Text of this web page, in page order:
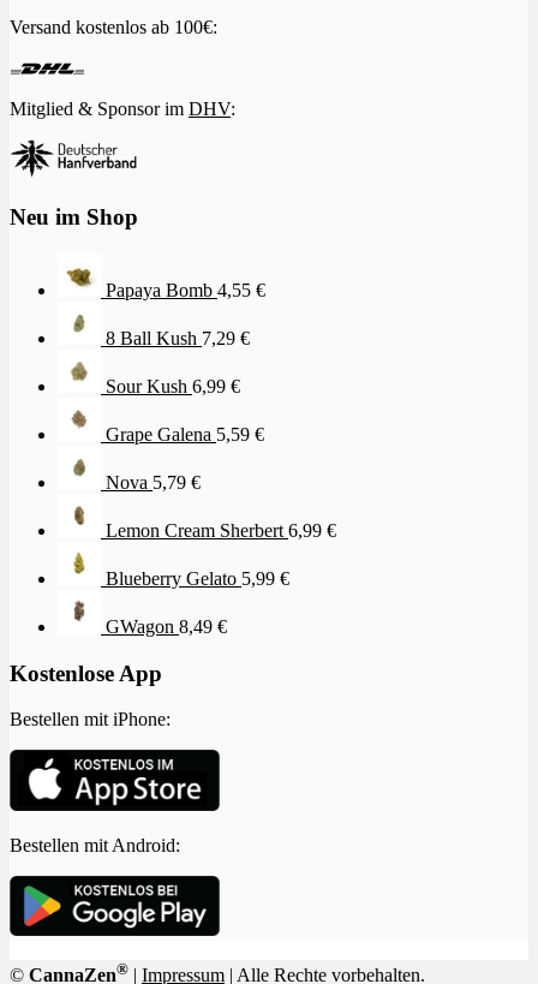
Versand kostenlos ab 100€:
Mitglied & Sponsor im DHV:
Neu im Shop
Papaya Bomb 4,55 €
8 Ball Kush 7,29 €
Sour Kush 6,99 €
Grape Galena 5,59 €
Nova 5,79 €
Lemon Cream Sherbert 6,99 €
Blueberry Gelato 5,99 €
GWagon 8,49 €
Kostenlose App
Bestellen mit iPhone:
Bestellen mit Android:
© CannaZen® | Impressum | Alle Rechte vorbehalten.